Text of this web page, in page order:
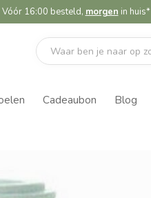
Vóór 16:00 besteld, morgen in huis*
Cadeaubon Blog